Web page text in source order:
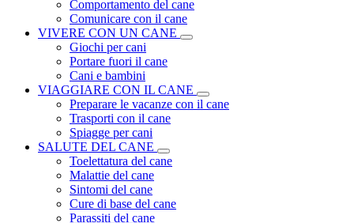
Comportamento del cane
Comunicare con il cane
VIVERE CON UN CANE
Giochi per cani
Portare fuori il cane
Cani e bambini
VIAGGIARE CON IL CANE
Preparare le vacanze con il cane
Trasporti con il cane
Spiagge per cani
SALUTE DEL CANE
Toelettatura del cane
Malattie del cane
Sintomi del cane
Cure di base del cane
Parassiti del cane